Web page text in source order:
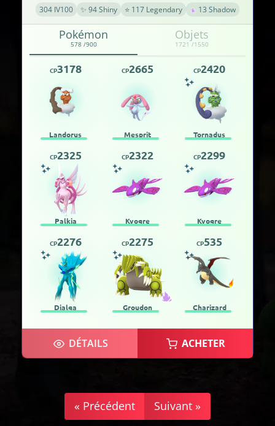
304 IV100 ✨ 94 Shiny ⭐ 117 Legendary 13 Shadow
Pokémon
578 /900
Objets
1721 /1550
CP3178
Landorus
CP2665
Mesprit
CP2420
Tornadus
CP2325
Palkia
CP2322
Kyogre
CP2299
Kyogre
CP2276
Dialga
CP2275
Groudon
CP535
Charizard
DÉTAILS ACHETER
« Précédent Suivant »